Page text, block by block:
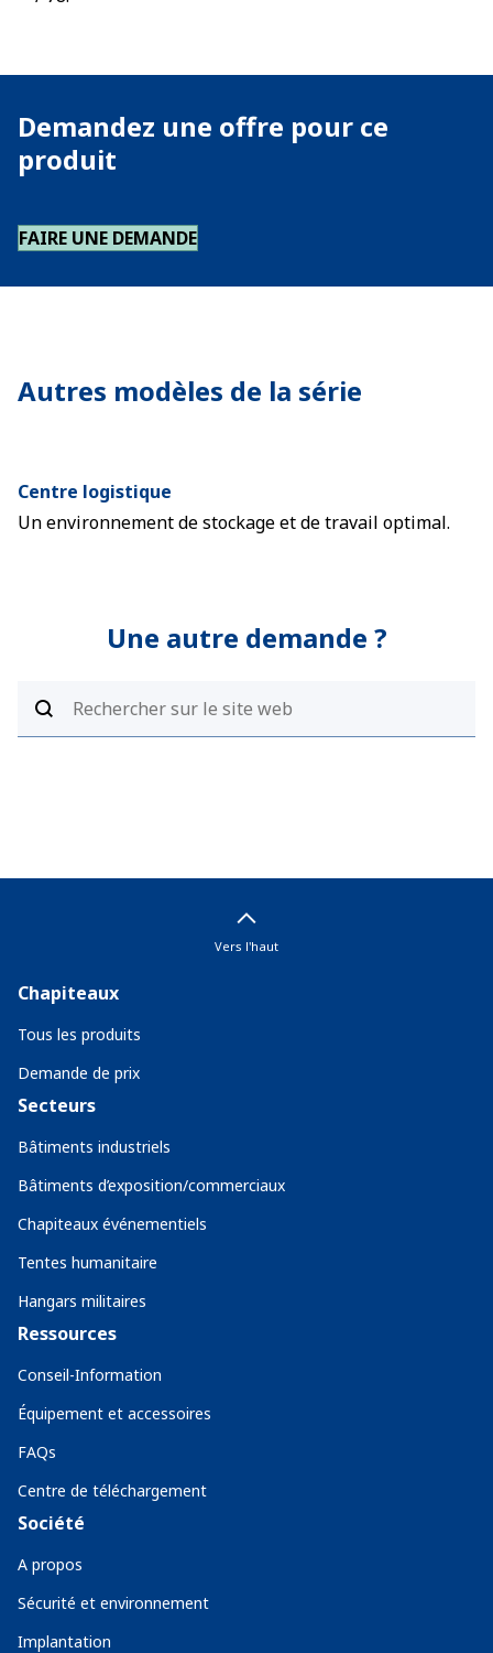
Demandez une offre pour ce
produit
FAIRE UNE DEMANDE
Autres modèles de la série
Centre logistique
Un environnement de stockage et de travail optimal.
Une autre demande ?
Vers l'haut
Chapiteaux
Tous les produits
Demande de prix
Secteurs
Bâtiments industriels
Bâtiments d’exposition/commerciaux
Chapiteaux événementiels
Tentes humanitaire
Hangars militaires
Ressources
Conseil-Information
Équipement et accessoires
FAQs
Centre de téléchargement
Société
A propos
Sécurité et environnement
Implantation